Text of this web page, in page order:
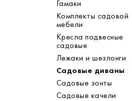
Гамаки
Комплекты садовой
мебели
Кресла подвесные
садовые
Лежаки и шезлонги
Садовые диваны
Садовые зонты
Садовые качели